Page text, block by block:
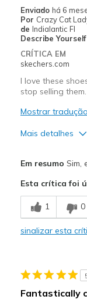
Enviado há 6
Por Crazy Cat
de Indialantic Fl
Describe Yourself
CRÍTICA EM
skechers.com
I love these
stop selling them.
Mostrar tradução
Mais detalhes
Breathe Well
Comfortable
Em resumo Sim,
Esta crítica foi
1 0
sinalizar esta
Fantastically